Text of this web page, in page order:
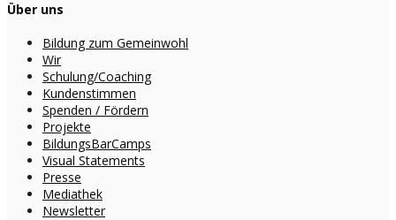
Über uns
Bildung zum Gemeinwohl
Wir
Schulung/Coaching
Kundenstimmen
Spenden / Fördern
Projekte
BildungsBarCamps
Visual Statements
Presse
Mediathek
Newsletter